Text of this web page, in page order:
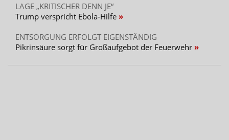
LAGE „KRITISCHER DENN JE“
Trump verspricht Ebola-Hilfe
ENTSORGUNG ERFOLGT EIGENSTÄNDIG
Pikrinsäure sorgt für Großaufgebot der Feuerwehr